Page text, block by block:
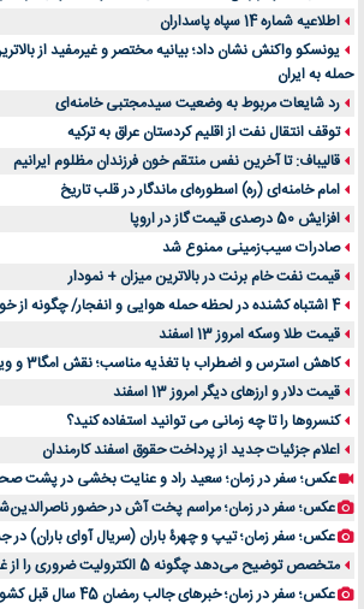
اطلاعیه شماره 14 سپاه پاسداران
یونسکو واکنش نشان داد؛ بیانیه مختصر و غیرمفید از
حمله به ایران
رد شایعات مربوط به وضعیت سیدمجتبی خامنه‌ای
توقف انتقال نفت از اقلیم کردستان عراق به ترکیه
قالیباف: تا آخرین نفس منتقم خون فرزندان مظلوم ایرانیم
امام خامنه‌ای (ره) اسطوره‌ای ماندگار در قلب تاریخ
افزایش 50 درصدی قیمت گاز در اروپا
صادرات سیب‌زمینی ممنوع شد
قیمت نفت خام برنت در بالاترین میزان + نمودار
4 اشتباه کشنده در لحظه حمله هوایی و انفجار/ چگونه از خود محافظت کنیم؟
قیمت طلا وسکه امروز 13 اسفند
کاهش استرس و اضطراب با تغذیه مناسب؛ نقش امگا3 و ویتامین‌ها
قیمت دلار و ارزهای دیگر امروز 13 اسفند
کنسروها را تا چه زمانی می توانید استفاده کنید؟
اعلام جزئیات جدید از پرداخت حقوق اسفند کارمندان
عکس؛ سفر در زمان؛ سعید راد و عنایت بخشی در پشت صحنه
عکس؛ سفر در زمان؛ مراسم پخت آش در حضور
عکس؛ سفر زمان؛ تیپ و چهرۀ باران (سریال آوای باران) در
متخصص توضیح می‌دهد چگونه 5 الکترولیت ضروری را از غذاهای طبیعی دریافت کنید
عکس؛ سفر در زمان؛ خبرهای جالب رمضان 45 سال قبل کشور را ببینید و بخوانید!